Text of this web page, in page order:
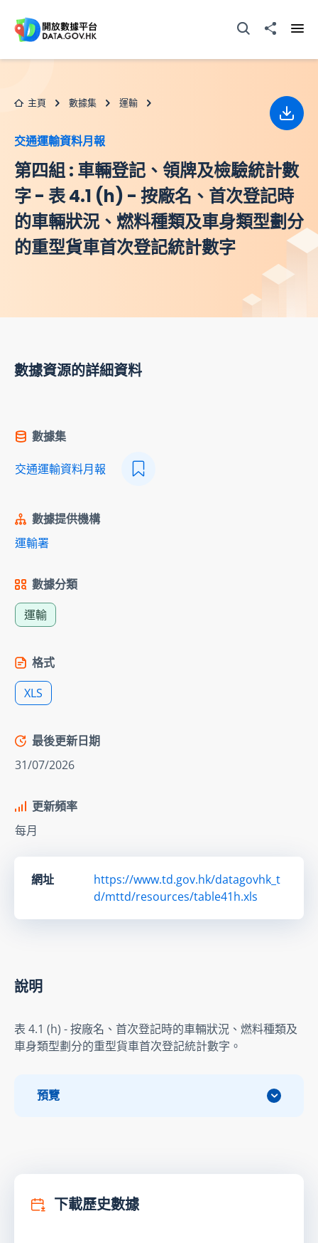
打開搜尋器分享至
主頁 數據集 運輸
交通運輸資料月報
第四組 : 車輛登記、領牌及檢驗統計數
字 - 表 4.1 (h) - 按廠名、首次登記時
的車輛狀況、燃料種類及車身類型劃分
的重型貨車首次登記統計數字
下載
數據資源的詳細資料
數據集
交通運輸資料月報
數據提供機構
運輸署
數據分類
運輸
格式
XLS
最後更新日期
31/07/2026
更新頻率
每月
網址
https://www.td.gov.hk/datagovhk_t
d/mttd/resources/table41h.xls
說明
表 4.1 (h) - 按廠名、首次登記時的車輛狀況、燃料種類及
車身類型劃分的重型貨車首次登記統計數字。
預覽
下載歷史數據